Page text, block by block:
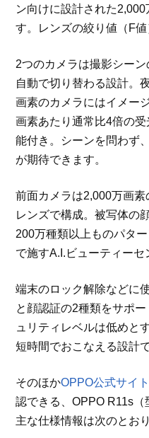
ン向けに設計された
す。レンズの絞り値（F値
2つのカメラは撮影シーン
自動で切り替わる設計。
画素のカメラにはイメー
画素あたり通常比4倍の
能付き。シーンを問わず
が期待できます。
前面カメラは2,000万画
レンズで構成。被写体の
200万種類以上ものパタ
で施すA.I.ビューティーセ
端末のロック解除などに
と顔認証の2種類をサポ
ュリティレベルは低めと
短時間でおこなえる設計で
そのほかOPPO公式サイ
認できる、OPPO R11s
主な仕様情報は次のとおり